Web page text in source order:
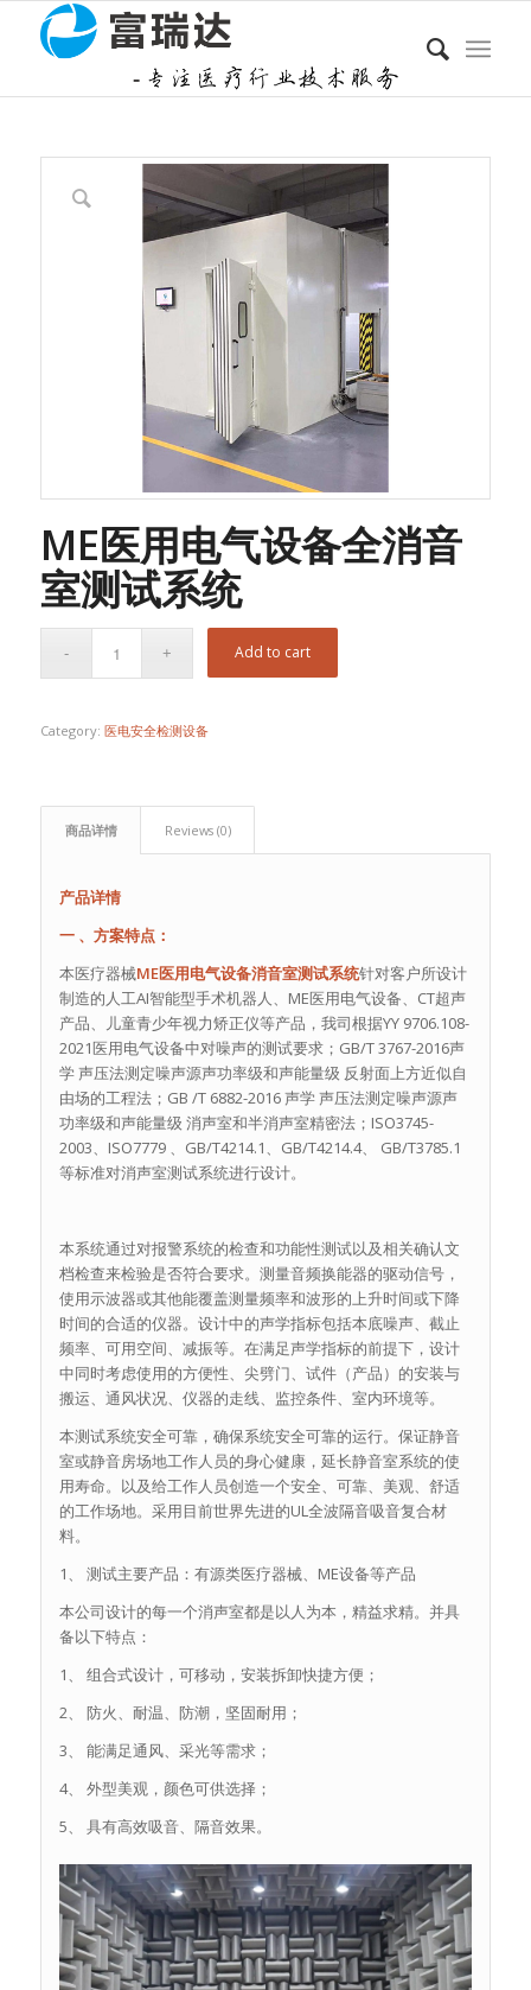
ME医用电气设备全消音
室测试系统
Add to cart
Category: 医电安全检测设备
商品详情 Reviews (0)
产品详情
一 、方案特点：
本医疗器械ME医用电气设备消音室测试系统针对客户所设计
制造的人工AI智能型手术机器人、ME医用电气设备、CT超声
产品、儿童青少年视力矫正仪等产品，我司根据YY 9706.108-
2021医用电气设备中对噪声的测试要求；GB/T 3767-2016声
学 声压法测定噪声源声功率级和声能量级 反射面上方近似自
由场的工程法；GB /T 6882-2016 声学 声压法测定噪声源声
功率级和声能量级 消声室和半消声室精密法；ISO3745-
2003、ISO7779 、GB/T4214.1、GB/T4214.4、 GB/T3785.1
等标准对消声室测试系统进行设计。
本系统通过对报警系统的检查和功能性测试以及相关确认文
档检查来检验是否符合要求。测量音频换能器的驱动信号，
使用示波器或其他能覆盖测量频率和波形的上升时间或下降
时间的合适的仪器。设计中的声学指标包括本底噪声、截止
频率、可用空间、减振等。在满足声学指标的前提下，设计
中同时考虑使用的方便性、尖劈门、试件（产品）的安装与
搬运、通风状况、仪器的走线、监控条件、室内环境等。
本测试系统安全可靠，确保系统安全可靠的运行。保证静音
室或静音房场地工作人员的身心健康，延长静音室系统的使
用寿命。以及给工作人员创造一个安全、可靠、美观、舒适
的工作场地。采用目前世界先进的UL全波隔音吸音复合材
料。
1、 测试主要产品：有源类医疗器械、ME设备等产品
本公司设计的每一个消声室都是以人为本，精益求精。并具
备以下特点：
1、 组合式设计，可移动，安装拆卸快捷方便；
2、 防火、耐温、防潮，坚固耐用；
3、 能满足通风、采光等需求；
4、 外型美观，颜色可供选择；
5、 具有高效吸音、隔音效果。